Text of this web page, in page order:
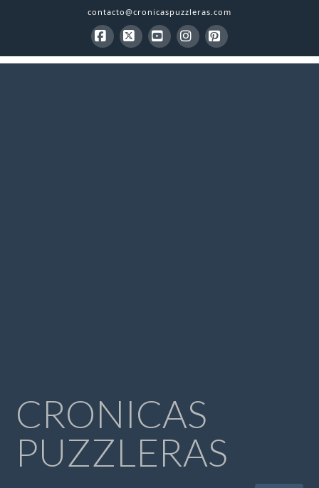
contacto@cronicaspuzzleras.com
Facebook
X YouTubeInstagram
Pinterest
CRONICAS
PUZZLERAS